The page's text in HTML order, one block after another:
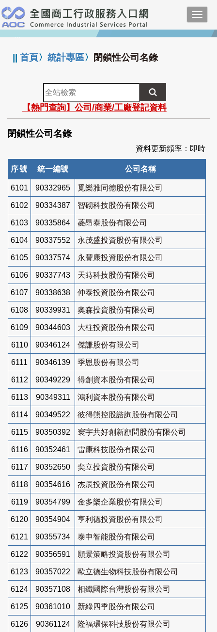
跳
到
主
要
:::
||首頁〉統計專區〉 閉鎖性公司名錄
全
站
檢
索
【熱門查詢】公司/商業/工廠登記資料
閉鎖性公司名錄
資料更新頻率：即時
序號 統一編號 公司名稱
6101 90332965 覓樂雅同德股份有限公司
6102 90334387 智砌科技股份有限公司
6103 90335864 菱昂泰股份有限公司
6104 90337552 永茂盛投資股份有限公司
6105 90337574 永豐康投資股份有限公司
6106 90337743 天蒔科技股份有限公司
6107 90338638 仲泰投資股份有限公司
6108 90339931 奧森投資股份有限公司
6109 90344603 大柱投資股份有限公司
6110 90346124 傑謙股份有限公司
6111 90346139 季恩股份有限公司
6112 90349229 得創資本股份有限公司
6113 90349311 鴻利資本股份有限公司
6114 90349522 彼得熊控股諮詢股份有限公司
6115 90350392 寰宇共好創新顧問股份有限公司
6116 90352461 雷康科技股份有限公司
6117 90352650 奕立投資股份有限公司
6118 90354616 杰辰投資股份有限公司
6119 90354799 金多樂企業股份有限公司
6120 90354904 亨利德投資股份有限公司
6121 90355734 泰申智能股份有限公司
6122 90356591 願景策略投資股份有限公司
6123 90357022 歐立德生物科技股份有限公司
6124 90357108 相鐵國際台灣股份有限公司
6125 90361010 新綠四季股份有限公司
6126 90361124 隆福環保科技股份有限公司